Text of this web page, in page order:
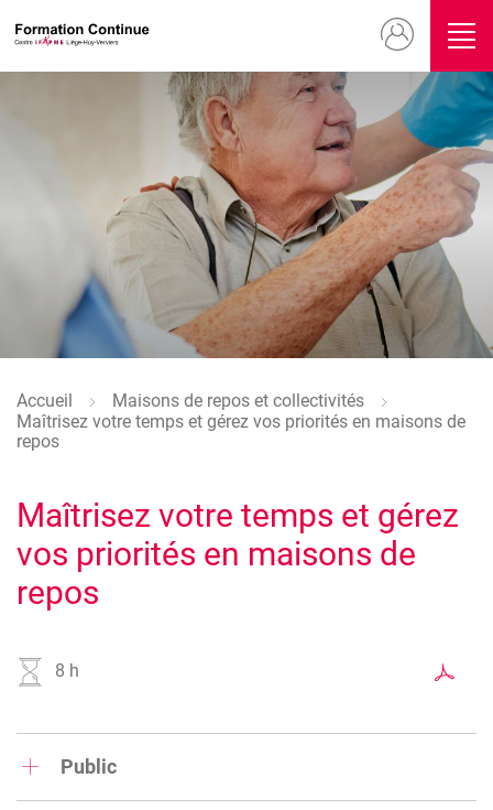
au
contenu
principal
Menu
du
compte
de
l'utilisateur
Fil
d'Ariane
Accueil
Maisons de repos et collectivités
Maîtrisez votre temps et gérez vos priorités en maisons de
repos
Maîtrisez votre temps et gérez
vos priorités en maisons de
repos
8 h
Public